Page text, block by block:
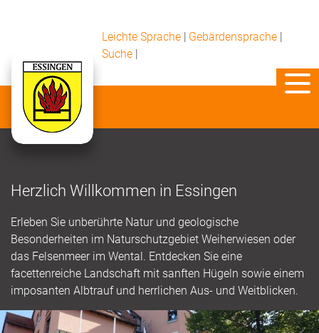
Leichte Sprache | Gebärdensprache |
Suche |
Herzlich Willkommen in Essingen
Erleben Sie unberührte Natur und geologische
Besonderheiten im Naturschutzgebiet Weiherwiesen oder
das Felsenmeer im Wental. Entdecken Sie eine
facettenreiche Landschaft mit sanften Hügeln sowie einem
imposanten Albtrauf und herrlichen Aus- und Weitblicken.